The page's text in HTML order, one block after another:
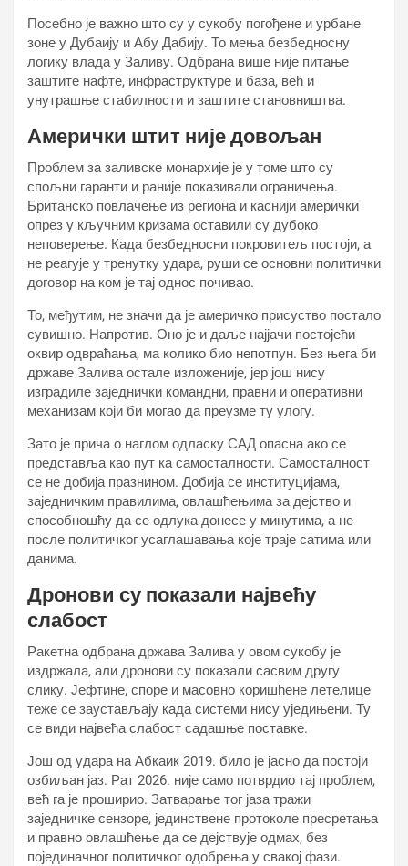
Посебно је важно што су у сукобу погођене и урбане
зоне у Дубаију и Абу Дабију. То мења безбедносну
логику влада у Заливу. Одбрана више није питање
заштите нафте, инфраструктуре и база, већ и
унутрашње стабилности и заштите становништва.
Амерички штит није довољан
Проблем за заливске монархије је у томе што су
спољни гаранти и раније показивали ограничења.
Британско повлачење из региона и каснији амерички
опрез у кључним кризама оставили су дубоко
неповерење. Када безбедносни покровитељ постоји, а
не реагује у тренутку удара, руши се основни политички
договор на ком је тај однос почивао.
То, међутим, не значи да је америчко присуство постало
сувишно. Напротив. Оно је и даље најјачи постојећи
оквир одвраћања, ма колико био непотпун. Без њега би
државе Залива остале изложеније, јер још нису
изградиле заједнички командни, правни и оперативни
механизам који би могао да преузме ту улогу.
Зато је прича о наглом одласку САД опасна ако се
представља као пут ка самосталности. Самосталност
се не добија празнином. Добија се институцијама,
заједничким правилима, овлашћењима за дејство и
способношћу да се одлука донесе у минутима, а не
после политичког усаглашавања које траје сатима или
данима.
Дронови су показали највећу
слабост
Ракетна одбрана држава Залива у овом сукобу је
издржала, али дронови су показали сасвим другу
слику. Јефтине, споре и масовно коришћене летелице
теже се заустављају када системи нису уједињени. Ту
се види највећа слабост садашње поставке.
Још од удара на Абкаик 2019. било је јасно да постоји
озбиљан јаз. Рат 2026. није само потврдио тај проблем,
већ га је проширио. Затварање тог јаза тражи
заједничке сензоре, јединствене протоколе пресретања
и правно овлашћење да се дејствује одмах, без
појединачног политичког одобрења у свакој фази.